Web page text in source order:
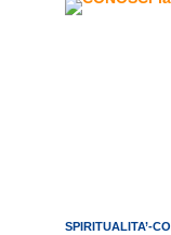
SPIRITUALITA’-